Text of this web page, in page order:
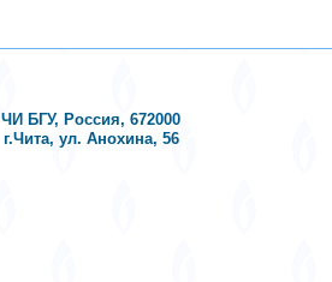
ЧИ БГУ, Россия, 672000
г.Чита, ул. Анохина, 56